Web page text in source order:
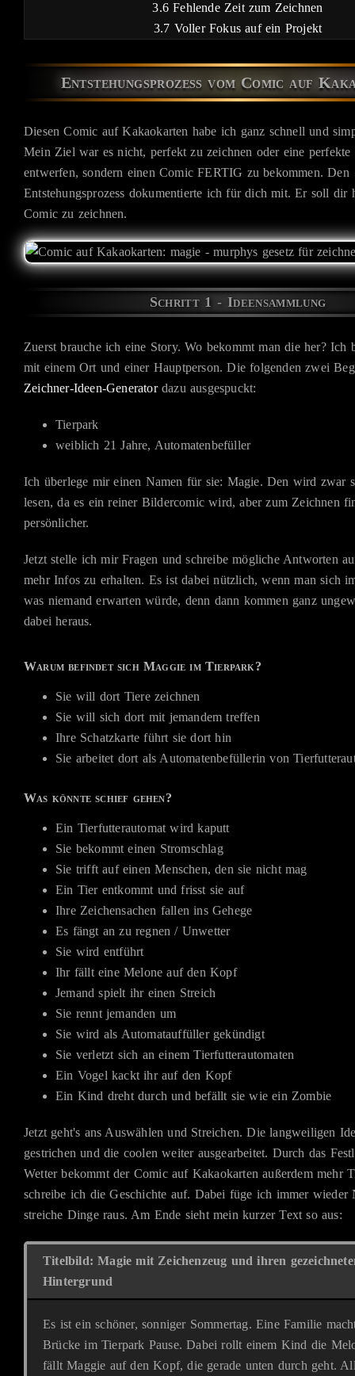
3.6 Fehlende Zeit zum Zeichnen
3.7 Voller Fokus auf ein Projekt
Entstehungsprozess vom Comic auf
Diesen Comic auf Kakaokarten habe ich ganz schnell und
Mein Ziel war es nicht, perfekt zu zeichnen oder eine perfekte
entwerfen, sondern einen Comic FERTIG zu bekommen. Den
Entstehungsprozess dokumentierte ich für dich mit. Er soll dir
Comic zu zeichnen.
Schritt 1 - Ideensammlung
Zuerst brauche ich eine Story. Wo bekommt man die her? Ich
mit einem Ort und einer Hauptperson. Die folgenden zwei
Zeichner-Ideen-Generatordazu ausgespuckt:
Tierpark
weiblich 21 Jahre, Automatenbefüller
Ich überlege mir einen Namen für sie: Magie. Den wird zwar
lesen, da es ein reiner Bildercomic wird, aber zum Zeichnen
persönlicher.
Jetzt stelle ich mir Fragen und schreibe mögliche Antworten
mehr Infos zu erhalten. Es ist dabei nützlich, wenn man sich
was niemand erwarten würde, denn dann kommen ganz
dabei heraus.
Warum befindet sich Maggie im Tierpark?
Sie will dort Tiere zeichnen
Sie will sich dort mit jemandem treffen
Ihre Schatzkarte führt sie dort hin
Sie arbeitet dort als Automatenbefüllerin von
Was könnte schief gehen?
Ein Tierfutterautomat wird kaputt
Sie bekommt einen Stromschlag
Sie trifft auf einen Menschen, den sie nicht mag
Ein Tier entkommt und frisst sie auf
Ihre Zeichensachen fallen ins Gehege
Es fängt an zu regnen / Unwetter
Sie wird entführt
Ihr fällt eine Melone auf den Kopf
Jemand spielt ihr einen Streich
Sie rennt jemanden um
Sie wird als Automatauffüller gekündigt
Sie verletzt sich an einem Tierfutterautomaten
Ein Vogel kackt ihr auf den Kopf
Ein Kind dreht durch und befällt sie wie ein Zombie
Jetzt geht's ans Auswählen und Streichen. Die langweiligen
gestrichen und die coolen weiter ausgearbeitet. Durch das
Wetter bekommt der Comic auf Kakaokarten außerdem mehr
schreibe ich die Geschichte auf. Dabei füge ich immer wieder
streiche Dinge raus. Am Ende sieht mein kurzer Text so aus:
Titelbild: Magie mit Zeichenzeug und ihren
Hintergrund
Es ist ein schöner, sonniger Sommertag. Eine Familie
Brücke im Tierpark Pause. Dabei rollt einem Kind die
fällt Maggie auf den Kopf, die gerade unten durch geht.